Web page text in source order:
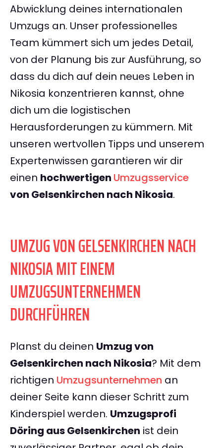
Abwicklung deines internationalen
Umzugs an. Unser professionelles
Team kümmert sich um jedes Detail,
von der Planung bis zur Ausführung, so
dass du dich auf dein neues Leben in
Nikosia konzentrieren kannst, ohne
dich um die logistischen
Herausforderungen zu kümmern. Mit
unseren wertvollen Tipps und unserem
Expertenwissen garantieren wir dir
einen hochwertigen Umzugsservice
von Gelsenkirchen nach Nikosia.
UMZUG VON GELSENKIRCHEN NACH
NIKOSIA MIT EINEM
UMZUGSUNTERNEHMEN
DURCHFÜHREN
Planst du deinen Umzug von
Gelsenkirchen nach Nikosia? Mit dem
richtigen Umzugsunternehmen an
deiner Seite kann dieser Schritt zum
Kinderspiel werden. Umzugsprofi
Döring aus Gelsenkirchen ist dein